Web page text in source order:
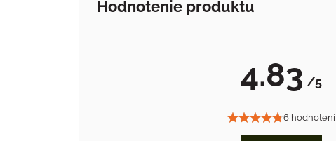
Hodnotenie produktu
4.83 /5
6 hodnotení